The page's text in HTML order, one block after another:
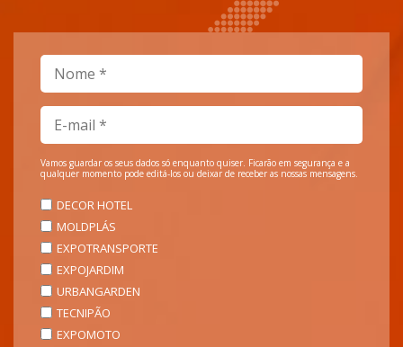
Vamos guardar os seus dados só enquanto quiser. Ficarão em segurança e a
qualquer momento pode editá-los ou deixar de receber as nossas mensagens.
DECOR HOTEL
MOLDPLÁS
EXPOTRANSPORTE
EXPOJARDIM
URBANGARDEN
TECNIPÃO
EXPOMOTO